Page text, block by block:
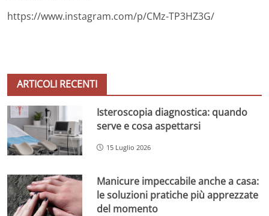
https://www.instagram.com/p/CMz-TP3HZ3G/
ARTICOLI RECENTI
Isteroscopia diagnostica: quando
serve e cosa aspettarsi
15 Luglio 2026
Manicure impeccabile anche a casa:
le soluzioni pratiche più apprezzate
del momento